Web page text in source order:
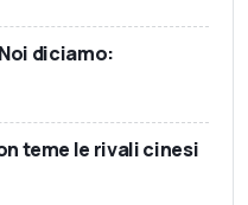
diciamo:
teme le rivali cinesi